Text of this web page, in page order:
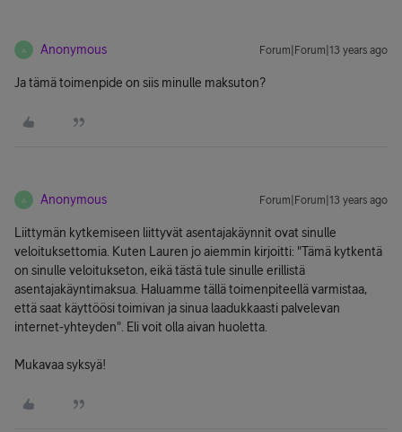
A Anonymous Forum|Forum|13 years ago
Ja tämä toimenpide on siis minulle maksuton?
A Anonymous Forum|Forum|13 years ago
Liittymän kytkemiseen liittyvät asentajakäynnit ovat sinulle
veloituksettomia. Kuten Lauren jo aiemmin kirjoitti: "Tämä kytkentä
on sinulle veloitukseton, eikä tästä tule sinulle erillistä
asentajakäyntimaksua. Haluamme tällä toimenpiteellä varmistaa,
että saat käyttöösi toimivan ja sinua laadukkaasti palvelevan
internet-yhteyden". Eli voit olla aivan huoletta.
Mukavaa syksyä!